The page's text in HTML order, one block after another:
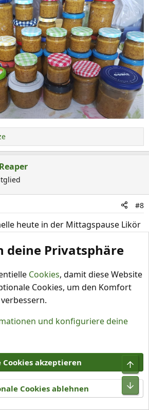
#8
heute in der Mittagspause Likör
deine Privatsphäre
Cookies, damit diese Website
Cookies, um den Komfort
und konfiguriere deine
Cookies akzeptieren
Cookies ablehnen